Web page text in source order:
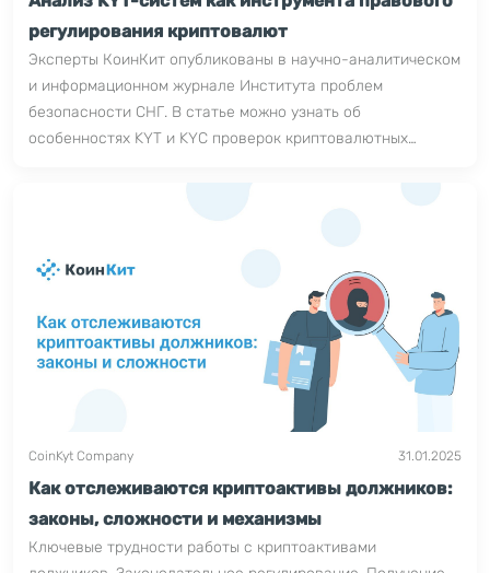
регулирования криптовалют
Эксперты КоинКит опубликованы в научно-аналитическом
и информационном журнале Института проблем
безопасности СНГ. В статье можно узнать об
особенностях KYT и KYC проверок криптовалютных
CoinKyt Company 31.01.2025
Как отслеживаются криптоактивы должников:
законы, сложности и механизмы
Ключевые трудности работы с криптоактивами